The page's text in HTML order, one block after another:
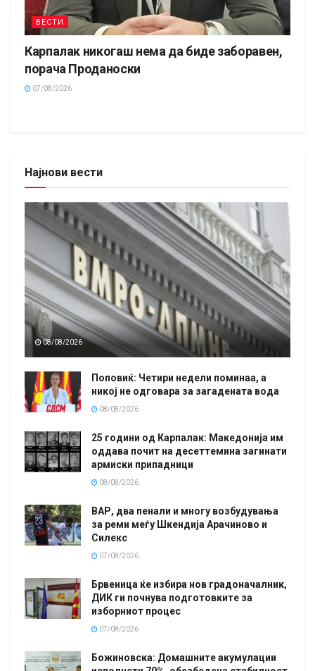
ВЕСТИ
Карпалак никогаш нема да биде заборавен,
порача Проданоски
07/08/2026
Најнови вести
08/08/2026
Поповиќ: Четири недели поминаа, а
никој не одговара за загадената вода
08/08/2026
25 години од Карпалак: Македонија им
оддава почит на десеттемина загинати
армиски припадници
08/08/2026
ВАР, два пенали и многу возбудувања
за реми меѓу Шкендија Арачиново и
Силекс
07/08/2026
Брвеница ќе избира нов градоначалник,
ДИК ги почнува подготовките за
изборниот процес
07/08/2026
Божиновска: Домашните акумулации